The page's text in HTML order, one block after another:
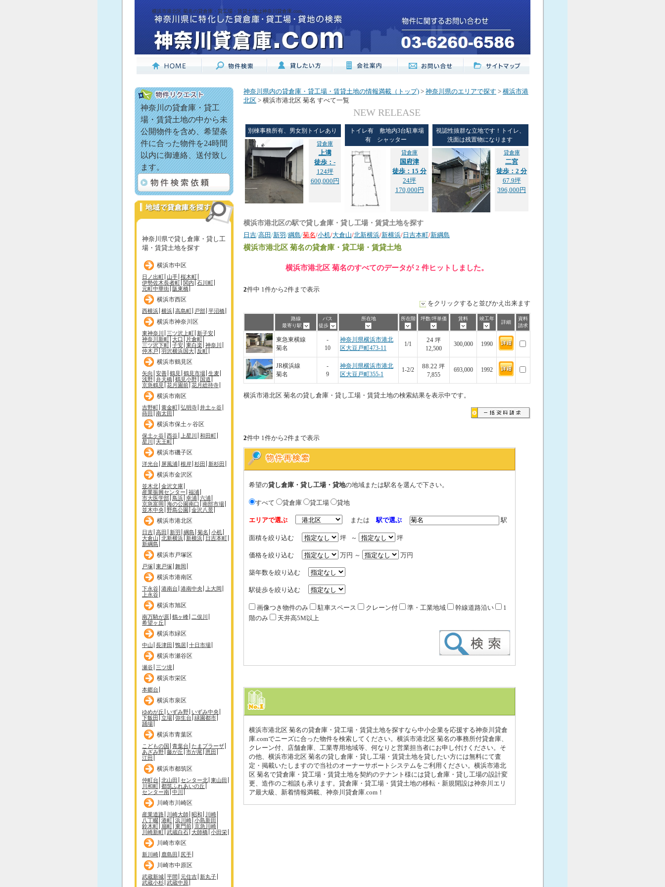
横浜市港北区 菊名の貸倉庫・貸工場・賃貸土地は神奈川貸倉庫.com。
神奈川の貸倉庫・貸工
場・賃貸土地の中から未
公開物件を含め、希望条
件に合った物件を24時間
以内に御連絡、送付致し
ます。
神奈川県で貸し倉庫・貸し工
場・賃貸土地を探す
横浜市中区
日ノ出町 山手 桜木町
伊勢佐木長者町 関内 石川町
元町中華街 阪東橋
横浜市西区
西横浜 横浜 高島町 戸部 平沼橋
横浜市神奈川区
東神奈川 三ツ沢上町 新子安
神奈川新町 大口
片倉町
三ツ沢下町 子安 東白楽 神奈川
仲木戸 羽沢横浜国大 反町
横浜市鶴見区
矢向 安善 鶴見 鶴見市場 生麦
浅野 弁天橋 鶴見小野
国道
京急鶴見
花月園前 花月総持寺
横浜市南区
吉野町 黄金町 弘明寺 井土ヶ谷
蒔田 南太田
横浜市保土ヶ谷区
保土ヶ谷 西谷 上星川
和田町
星川
天王町
横浜市磯子区
洋光台 屏風浦 根岸 杉田 新杉田
横浜市金沢区
並木北 金沢文庫
産業振興センター 福浦
市大医学部 鳥浜 幸浦 六浦
京急富岡 海の公園南口
南部市場
並木中央 野島公園 金沢八景
横浜市港北区
日吉 高田 新羽 綱島 菊名 小机
大倉山 北新横浜 新横浜 日吉本町
新綱島
横浜市戸塚区
戸塚 東戸塚 舞岡
横浜市港南区
下永谷 港南台 港南中央
上大岡
上永谷
横浜市旭区
南万騎が原 鶴ヶ峰 二俣川
希望ヶ丘
横浜市緑区
中山 長津田 鴨居 十日市場
横浜市瀬谷区
瀬谷 三ツ境
横浜市栄区
本郷台
横浜市泉区
ゆめが丘 いずみ野 いずみ中央
下飯田 立場 弥生台 緑園都市
踊場
横浜市青葉区
こどもの国 青葉台 たまプラーザ
あざみ野 藤が丘 市が尾
恩田
江田
横浜市都筑区
仲町台 北山田 センター北 東山田
川和町 都筑ふれあいの丘
センター南 中川
川崎市川崎区
産業道路 川崎大師 昭和
川崎
八丁畷 港町 浜川崎 小島新田
鈴木町 扇町 東門前 京急川崎
川崎新町 武蔵白石 大師橋 小田栄
川崎市幸区
新川崎 鹿島田 尻手
川崎市中原区
武蔵新城 平間 元住吉 新丸子
武蔵小杉 武蔵中原
神奈川県内の貸倉庫・貸工場・賃貸土地の情報満載（トップ) > 神奈川県のエリアで探す > 横浜市港
北区 > 横浜市港北区 菊名 すべて一覧
NEW RELEASE
別棟事務所有、男女別トイレあり
貸倉庫
上溝
徒歩：-
124坪
600,000円
トイレ有 敷地内3台駐車場
有 シャッター
貸倉庫
国府津
徒歩：15 分
24坪
170,000円
視認性抜群な立地です！トイレ、
洗面は残置物になります
貸倉庫
二宮
徒歩：2 分
67.9坪
396,000円
横浜市港北区の駅で貸し倉庫・貸し工場・賃貸土地を探す
日吉/高田 /新羽/綱島/菊名/小机/大倉山/北新横浜/新横浜/ 日吉本町 /新綱島
横浜市港北区 菊名の貸倉庫・貸工場・賃貸土地
横浜市港北区 菊名のすべてのデータが 2 件ヒットしました。
2件中 1件から2件まで表示
をクリックすると並びかえ出来ます
路線
最寄り駅
バス
徒歩
所在地 所在階 坪数/坪単価 賃料 竣工年
詳細
資料
請求
東急東横線
菊名
-
10
神奈川県横浜市港北
区大豆戸町473-11
1/1
24坪
12,500
300,000 1990
JR横浜線
菊名
-
9
神奈川県横浜市港北
区大豆戸町355-1
1-2/2
88.22 坪
7,855
693,000 1992
横浜市港北区 菊名の貸し倉庫・貸し工場・賃貸土地の検索結果を表示中です。
2件中 1件から2件まで表示
希望の貸し倉庫・貸し工場・貸地の地域または駅名を選んで下さい。
すべて 貸倉庫 貸工場 貸地
エリアで選ぶ または駅で選ぶ 駅
面積を絞り込む 坪 ～ 坪
価格を絞り込む 万円 ～ 万円
築年数を絞り込む
駅徒歩を絞り込む
画像つき物件のみ 駐車スペース クレーン付 準・工業地域 幹線道路沿い
1
階のみ
天井高5M以上
横浜市港北区 菊名の貸倉庫・貸工場・賃貸土地を探すなら中小企業を応援する神奈川貸倉
庫.comでニーズに合った物件を検索してください。横浜市港北区 菊名の事務所付貸倉庫、
クレーン付、店舗倉庫、工業専用地域等、何なりと営業担当者にお申し付けください。そ
の他、横浜市港北区 菊名の貸し倉庫・貸し工場・賃貸土地を貸したい方には無料にて査
定・掲載いたしますので当社のオーナーサポートシステムをご利用ください。横浜市港北
区 菊名で貸倉庫・貸工場・賃貸土地を契約のテナント様には貸し倉庫・貸し工場の設計変
更、造作のご相談も承ります。貸倉庫・貸工場・賃貸土地の移転・新規開設は神奈川エリ
ア最大級、新着情報満載、神奈川貸倉庫.com！